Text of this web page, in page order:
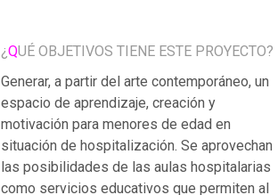
¿QUÉ OBJETIVOS TIENE ESTE PROYECTO?
Generar, a partir del arte contemporáneo, un
espacio de aprendizaje, creación y
motivación para menores de edad en
situación de hospitalización. Se aprovechan
las posibilidades de las aulas hospitalarias
como servicios educativos que permiten al